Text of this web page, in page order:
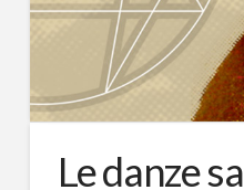
Le danze